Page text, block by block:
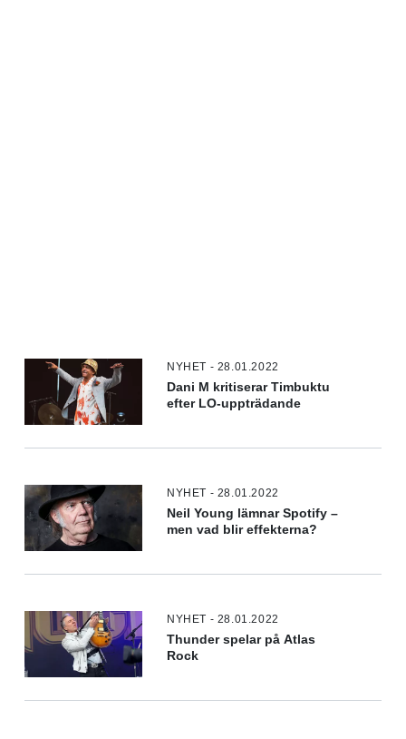
NYHET - 28.01.2022
Dani M kritiserar Timbuktu
efter LO-uppträdande
NYHET - 28.01.2022
Neil Young lämnar Spotify –
men vad blir effekterna?
NYHET - 28.01.2022
Thunder spelar på Atlas
Rock